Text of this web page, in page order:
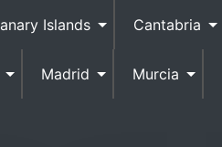
Islands Cantabria
Madrid Murcia